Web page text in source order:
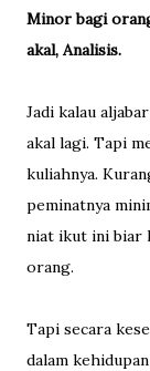
Minor bagi
akal, Analisis.
Jadi kalau
akal lagi. Tapi
kuliahnya.
peminatnya
niat ikut ini biar
orang.
Tapi secara
dalam